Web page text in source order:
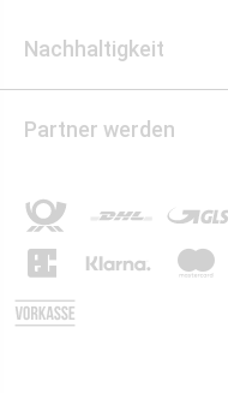
Nachhaltigkeit
Partner werden